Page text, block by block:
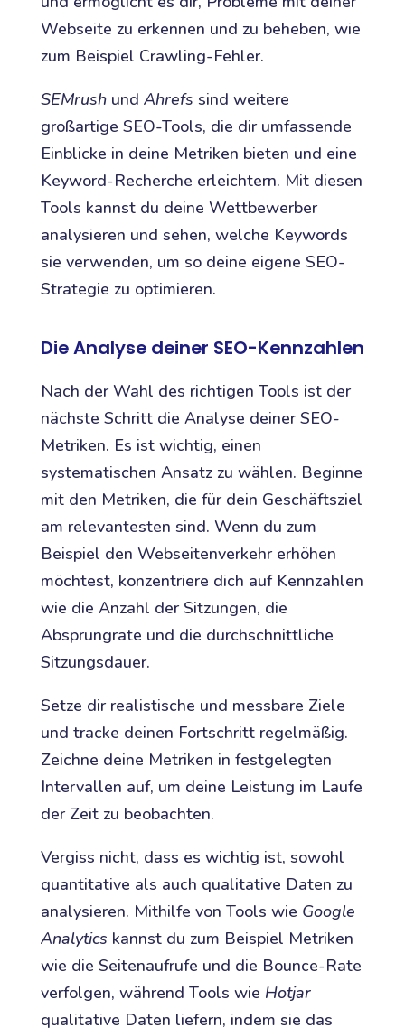
Webseite zu erkennen und zu beheben, wie
zum Beispiel Crawling-Fehler.
SEMrushund Ahrefs sind weitere
großartige SEO-Tools, die dir umfassende
Einblicke in deine Metriken bieten und eine
Keyword-Recherche erleichtern. Mit diesen
Tools kannst du deine Wettbewerber
analysieren und sehen, welche Keywords
sie verwenden, um so deine eigene SEO-
Strategie zu optimieren.
Die Analyse deiner SEO-Kennzahlen
Nach der Wahl des richtigen Tools ist der
nächste Schritt die Analyse deiner SEO-
Metriken. Es ist wichtig, einen
systematischen Ansatz zu wählen. Beginne
mit den Metriken, die für dein Geschäftsziel
am relevantesten sind. Wenn du zum
Beispiel den Webseitenverkehr erhöhen
möchtest, konzentriere dich auf Kennzahlen
wie die Anzahl der Sitzungen, die
Absprungrate und die durchschnittliche
Sitzungsdauer.
Setze dir realistische und messbare Ziele
und tracke deinen Fortschritt regelmäßig.
Zeichne deine Metriken in festgelegten
Intervallen auf, um deine Leistung im Laufe
der Zeit zu beobachten.
Vergiss nicht, dass es wichtig ist, sowohl
quantitative als auch qualitative Daten zu
analysieren. Mithilfe von Tools wie Google
Analytics kannst du zum Beispiel Metriken
wie die Seitenaufrufe und die Bounce-Rate
verfolgen, während Tools wie Hotjar
qualitative Daten liefern, indem sie das